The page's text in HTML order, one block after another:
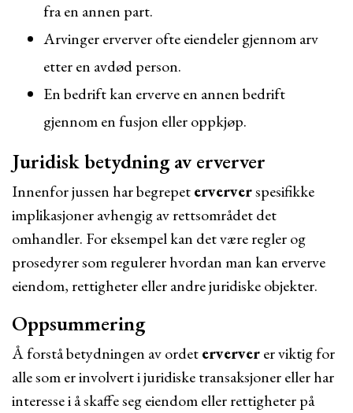
fra en annen part.
Arvinger erverver ofte eiendeler gjennom arv
etter en avdød person.
En bedrift kan erverve en annen bedrift
gjennom en fusjon eller oppkjøp.
Juridisk betydning av erverver
Innenfor jussen har begrepeterververspesifikke
implikasjoner avhengig av rettsområdet det
omhandler. For eksempel kan det være regler og
prosedyrer som regulerer hvordan man kan erverve
eiendom, rettigheter eller andre juridiske objekter.
Oppsummering
Å forstå betydningen av ordeterververer viktig for
alle som er involvert i juridiske transaksjoner eller har
interesse i å skaffe seg eiendom eller rettigheter på